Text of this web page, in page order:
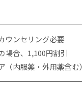
ンセリング必要
合、1,100円割引
内服薬・外用薬含む）